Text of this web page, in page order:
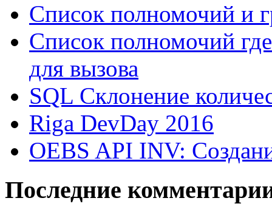
Список полномочий и
Список полномочий
для вызова
SQL Склонение
Riga DevDay 2016
OEBS API INV:
Последние